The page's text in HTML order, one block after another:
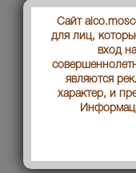
Сайт
для лиц,
вход
являются
характер, и